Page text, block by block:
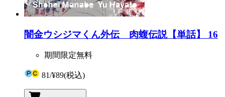
闇金ウシジマくん外伝 肉蝮伝説【単話】 16
期間限定無料
81/¥89(税込)